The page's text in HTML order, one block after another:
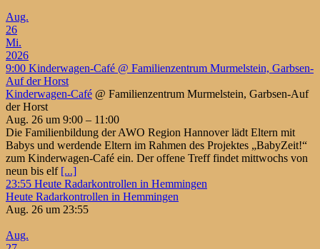
Aug.
26
Mi.
2026
9:00 Kinderwagen-Café @ Familienzentrum Murmelstein, Garbsen-
Auf der Horst
Kinderwagen-Café @ Familienzentrum Murmelstein, Garbsen-Auf
der Horst
Aug. 26 um 9:00 – 11:00
Die Familienbildung der AWO Region Hannover lädt Eltern mit
Babys und werdende Eltern im Rahmen des Projektes „BabyZeit!“
zum Kinderwagen-Café ein. Der offene Treff findet mittwochs von
neun bis elf [...]
23:55 Heute Radarkontrollen in Hemmingen
Heute Radarkontrollen in Hemmingen
Aug. 26 um 23:55
Aug.